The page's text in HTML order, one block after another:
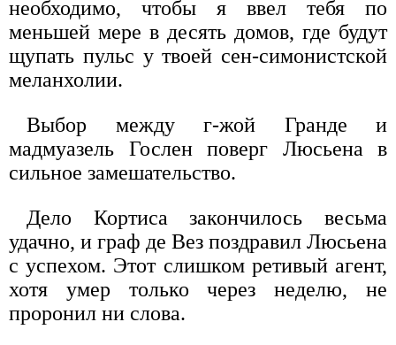
необходимо, чтобы я ввел тебя по
меньшей мере в десять домов, где будут
щупать пульс у твоей сен-симонистской
меланхолии.
Выбор между г-жой Гранде и
мадмуазель Гослен поверг Люсьена в
сильное замешательство.
Дело Кортиса закончилось весьма
удачно, и граф де Вез поздравил Люсьена
с успехом. Этот слишком ретивый агент,
хотя умер только через неделю, не
проронил ни слова.